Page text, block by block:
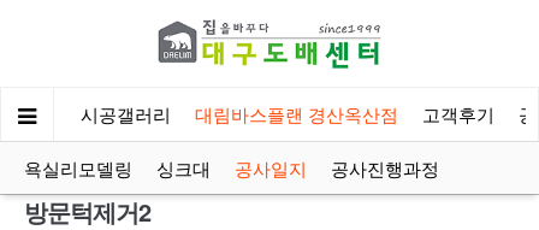
소개 시공갤러리 대림바스플랜 경산옥산점 고객후기
욕실리모델링 싱크대 공사일지 공사진행과정
방문턱제거2